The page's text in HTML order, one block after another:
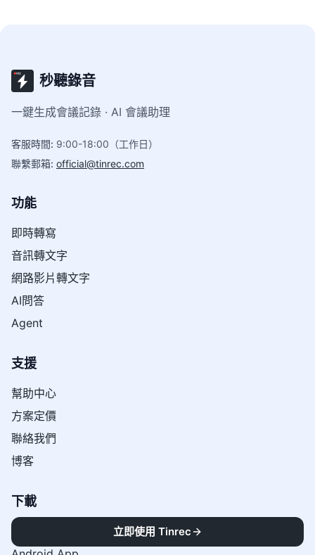
秒聽錄音
一鍵生成會議記錄 · AI 會議助理
客服時間: 9:00-18:00（工作日）
聯繫郵箱: official@tinrec.com
功能
即時轉寫
音訊轉文字
網路影片轉文字
AI問答
Agent
支援
幫助中心
方案定價
聯絡我們
博客
下載
立即使用 Tinrec